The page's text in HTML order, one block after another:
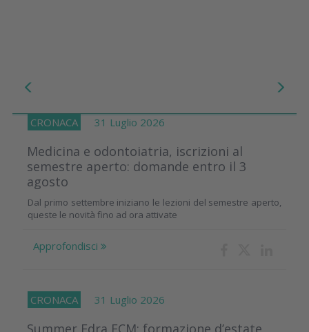
CRONACA 31 Luglio 2026
Medicina e odontoiatria, iscrizioni al
semestre aperto: domande entro il 3
agosto
Dal primo settembre iniziano le lezioni del semestre aperto,
queste le novità fino ad ora attivate
Approfondisci
CRONACA 31 Luglio 2026
Summer Edra ECM: formazione d’estate